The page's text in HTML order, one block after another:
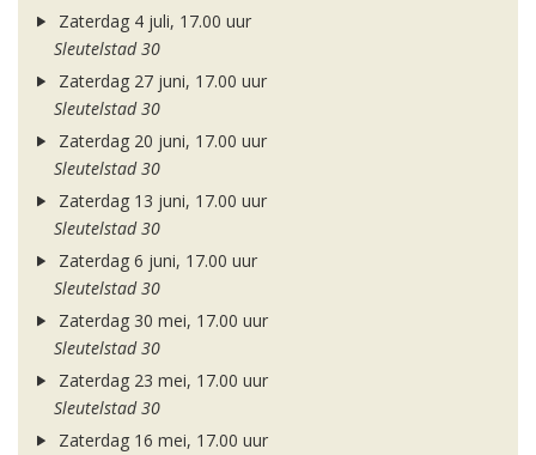
Zaterdag 4 juli, 17.00 uur
Sleutelstad 30
Zaterdag 27 juni, 17.00 uur
Sleutelstad 30
Zaterdag 20 juni, 17.00 uur
Sleutelstad 30
Zaterdag 13 juni, 17.00 uur
Sleutelstad 30
Zaterdag 6 juni, 17.00 uur
Sleutelstad 30
Zaterdag 30 mei, 17.00 uur
Sleutelstad 30
Zaterdag 23 mei, 17.00 uur
Sleutelstad 30
Zaterdag 16 mei, 17.00 uur